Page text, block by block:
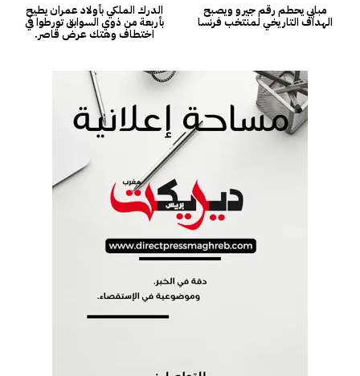
الدرك الملكي بأولاد عمران يطيح
بأربعة من ذوي السوابق تورطوا في
اختطاف وهتك عرض قاصر.
مبابي يحطم رقم جيرو ويصبح
الهداف التاريخي لمنتخب فرنسا